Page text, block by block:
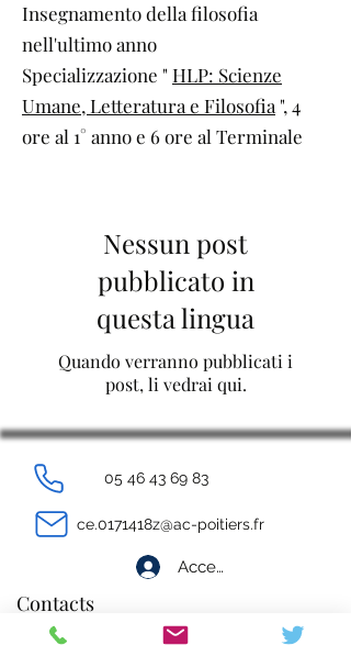
Insegnamento della filosofia
nell'ultimo anno
Specializzazione " HLP: Scienze
Umane, Letteratura e Filosofia ", 4
ore al 1° anno e 6 ore al Terminale
Nessun post
pubblicato in
questa lingua
Quando verranno pubblicati i
post, li vedrai qui.
05 46 43 69 83
ce.0171418z@ac-poitiers.fr
Accedi
Contacts
Règlement intérieur